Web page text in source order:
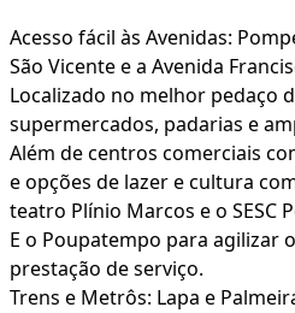
Acesso fácil às Avenidas:
São Vicente e a Avenida
Localizado no melhor pedaço
supermercados, padarias e
Além de centros comerciais
e opções de lazer e cultura
teatro Plínio Marcos e o SESC
E o Poupatempo para agilizar
prestação de serviço.
Trens e Metrôs: Lapa e